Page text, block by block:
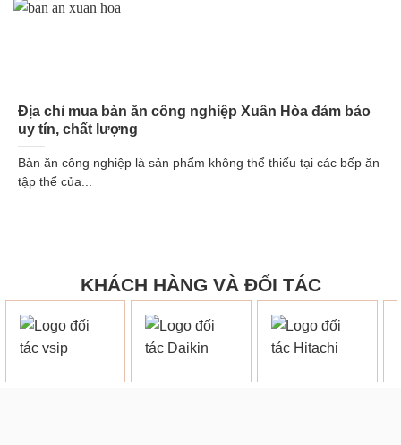
Địa chỉ mua bàn ăn công nghiệp Xuân Hòa đảm bảo
uy tín, chất lượng
Bàn ăn công nghiệp là sản phẩm không thể thiếu tại các bếp ăn
tập thể của...
KHÁCH HÀNG VÀ ĐỐI TÁC